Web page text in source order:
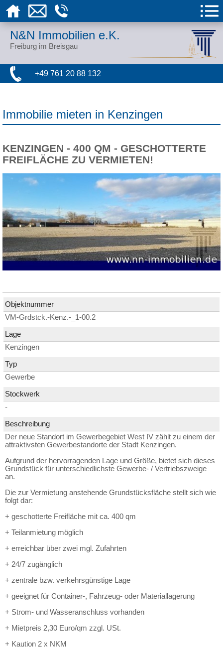
N&N Immobilien e.K.
Freiburg im Breisgau
+49 761 20 88 132
Immobilie mieten in Kenzingen
KENZINGEN - 400 QM - GESCHOTTERTE
FREIFLÄCHE ZU VERMIETEN!
Objektnummer
VM-Grdstck.-Kenz.-_1-00.2
Lage
Kenzingen
Typ
Gewerbe
Stockwerk
-
Beschreibung
Der neue Standort im Gewerbegebiet West IV zählt zu einem der
attraktivsten Gewerbestandorte der Stadt Kenzingen.
Aufgrund der hervorragenden Lage und Größe, bietet sich dieses
Grundstück für unterschiedlichste Gewerbe- / Vertriebszweige
an.
Die zur Vermietung anstehende Grundstücksfläche stellt sich wie
folgt dar:
+ geschotterte Freifläche mit ca. 400 qm
+ Teilanmietung möglich
+ erreichbar über zwei mgl. Zufahrten
+ 24/7 zugänglich
+ zentrale bzw. verkehrsgünstige Lage
+ geeignet für Container-, Fahrzeug- oder Materiallagerung
+ Strom- und Wasseranschluss vorhanden
+ Mietpreis 2,30 Euro/qm zzgl. USt.
+ Kaution 2 x NKM